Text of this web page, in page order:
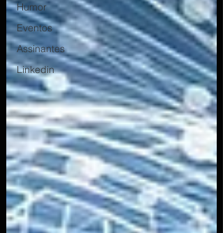
Humor
Eventos
Assinantes
Linkedin